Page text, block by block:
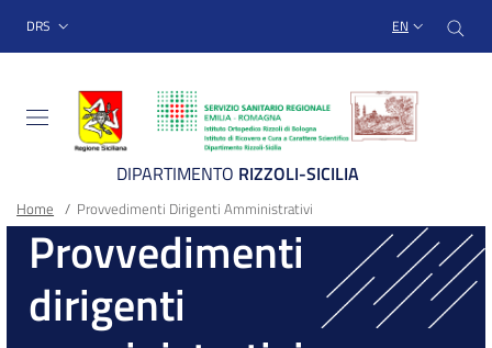
Sito Web Istituto
menu top-bar
DRS EN
DIPARTIMENTO RIZZOLI-SICILIA
Main container
Breadcrumb
Home / Provvedimenti Dirigenti Amministrativi
Provvedimenti
dirigenti